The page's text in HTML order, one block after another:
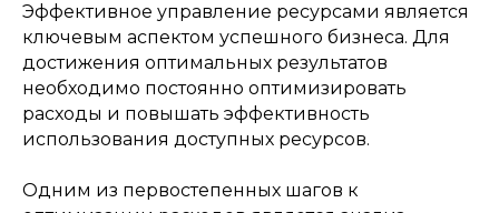
Эффективное управление ресурсами является
ключевым аспектом успешного бизнеса. Для
достижения оптимальных результатов
необходимо постоянно оптимизировать
расходы и повышать эффективность
использования доступных ресурсов.
Одним из первостепенных шагов к